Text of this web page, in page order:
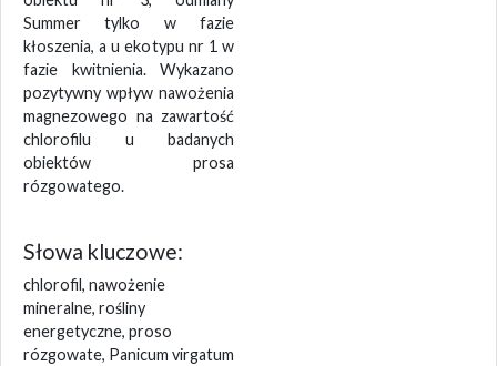
Summer tylko w fazie
kłoszenia, a u ekotypu nr 1 w
fazie kwitnienia. Wykazano
pozytywny wpływ nawożenia
magnezowego na zawartość
chlorofilu u badanych
obiektów prosa
rózgowatego.
Słowa kluczowe:
chlorofil, nawożenie
mineralne, rośliny
energetyczne, proso
rózgowate, Panicum virgatum